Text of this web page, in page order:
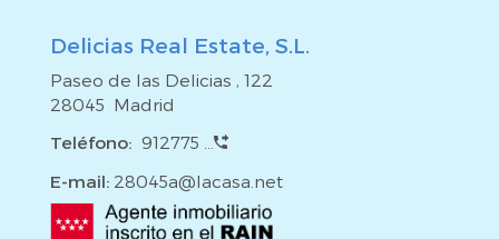
Delicias Real Estate, S.L.
Paseo de las Delicias , 122
28045 Madrid
Teléfono: 912775 ...
E-mail: 28045a@lacasa.net